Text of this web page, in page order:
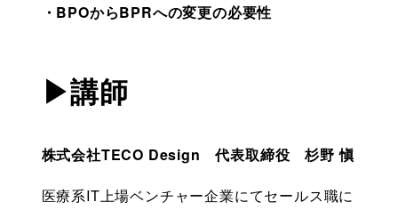
・BPOからBPRへの変更の必要性
▶講師
株式会社TECO Design　代表取締役　杉野 愼
医療系IT上場ベンチャー企業にてセールス職に